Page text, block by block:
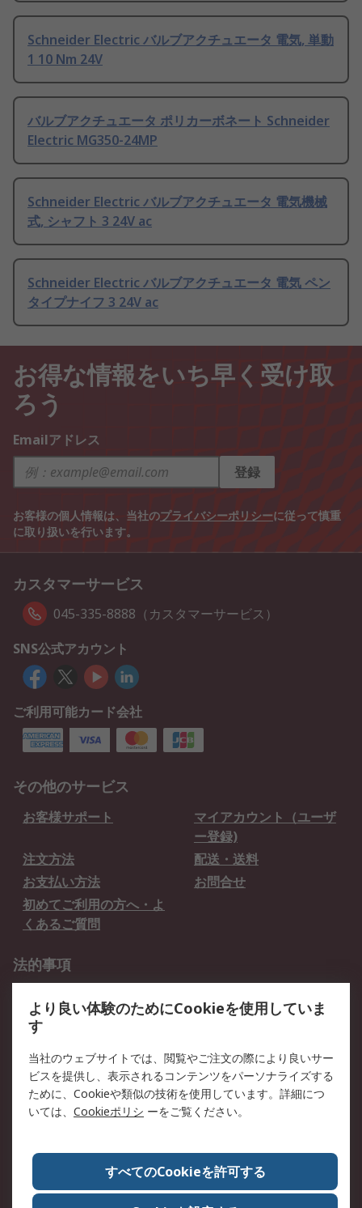
Schneider Electric バルブアクチュエータ 電気, 単動
1 10 Nm 24V
バルブアクチュエータ ポリカーボネート Schneider
Electric MG350-24MP
Schneider Electric バルブアクチュエータ 電気機械
式, シャフト 3 24V ac
Schneider Electric バルブアクチュエータ 電気 ペン
タイプナイフ 3 24V ac
お得な情報をいち早く受け取
ろう
Emailアドレス
登録
お客様の個人情報は、当社のプライバシーポリシーに従って慎重
に取り扱いを行います。
カスタマーサービス
045-335-8888（カスタマーサービス）
SNS公式アカウント
ご利用可能カード会社
その他のサービス
お客様サポート
マイアカウント（ユーザ
ー登録)
注文方法
配送・送料
お支払い方法
お問合せ
初めてご利用の方へ・よ
くあるご質問
法的事項
クッキーポリシー
RSについて
会社概要
採用情報
プレスリリース＆お知ら
コーポレートサイト
全世界のRS
RSの歴史
ESGへの取り組み（英語）
認証について
より良い体験のためにCookieを使用していま
す
当社のウェブサイトでは、閲覧やご注文の際により良いサー
ビスを提供し、表示されるコンテンツをパーソナライズする
ために、Cookieや類似の技術を使用しています。詳細につ
いては、 Cookieポリシ ーをご覧ください。
すべてのCookieを許可する